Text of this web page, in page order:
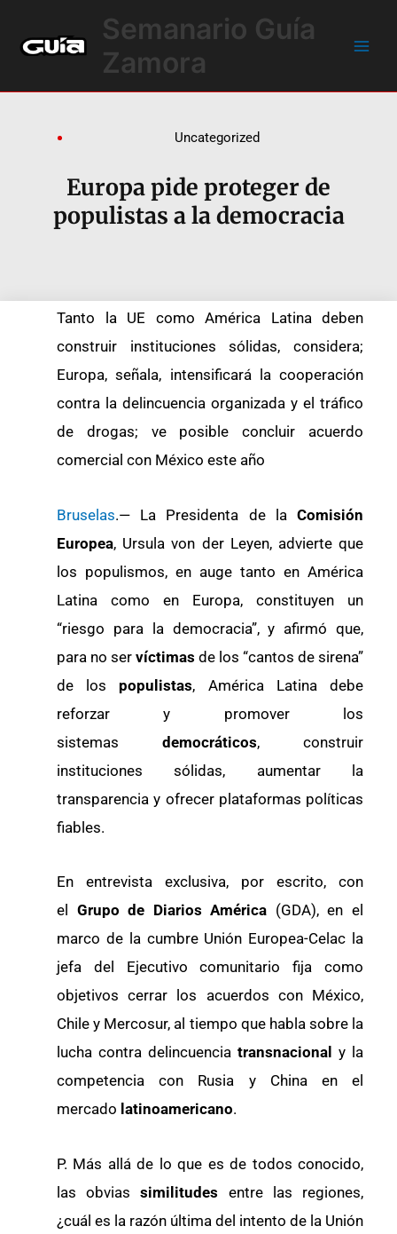
contenido
Semanario Guía
Zamora
Uncategorized
Europa pide proteger de
populistas a la democracia
Tanto la UE como América Latina deben
construir instituciones sólidas, considera;
Europa, señala, intensificará la cooperación
contra la delincuencia organizada y el tráfico
de drogas; ve posible concluir acuerdo
comercial con México este año
Bruselas.— La Presidenta de la Comisión
Europea, Ursula von der Leyen, advierte que
los populismos, en auge tanto en América
Latina como en Europa, constituyen un
“riesgo para la democracia”, y afirmó que,
para no ser víctimas de los “cantos de sirena”
de los populistas, América Latina debe
reforzar y promover los
sistemas democráticos, construir
instituciones sólidas, aumentar la
transparencia y ofrecer plataformas políticas
fiables.
En entrevista exclusiva, por escrito, con
el Grupo de Diarios América (GDA), en el
marco de la cumbre Unión Europea-Celac la
jefa del Ejecutivo comunitario fija como
objetivos cerrar los acuerdos con México,
Chile y Mercosur, al tiempo que habla sobre la
lucha contra delincuencia transnacional y la
competencia con Rusia y China en el
mercado latinoamericano.
P. Más allá de lo que es de todos conocido,
las obviassimilitudes entre las regiones,
¿cuál es la razón última del intento de la Unión